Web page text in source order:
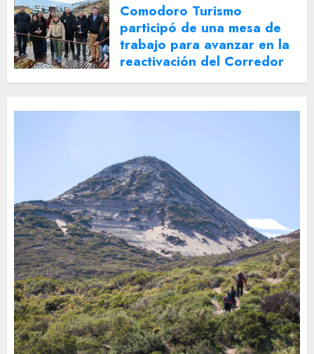
Comodoro Turismo
participó de una mesa de
trabajo para avanzar en la
reactivación del Corredor
Turístico Integrado